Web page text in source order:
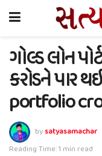
ગોલ્ડ લોન
કરોડને પાર
portfolio
bysatyasamachar
Reading Time: 1 min read